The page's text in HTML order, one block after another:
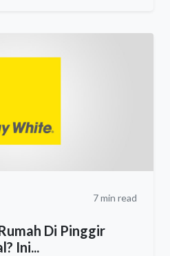
7 min read
Di Pinggir
Ini...